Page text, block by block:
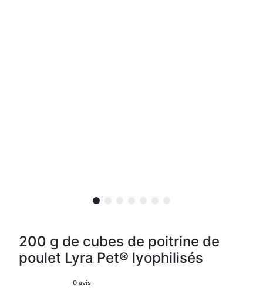
200 g de cubes de poitrine de
poulet Lyra Pet® lyophilisés
0 avis